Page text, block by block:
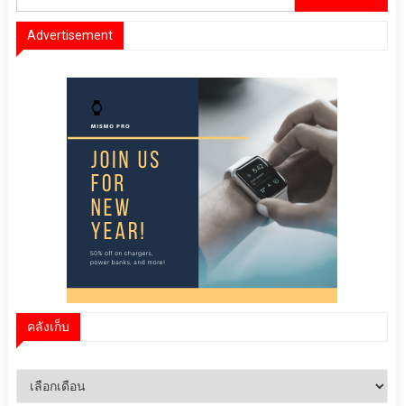
Advertisement
คลังเก็บ
คลัง